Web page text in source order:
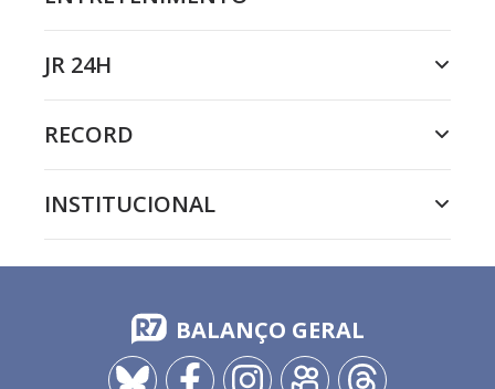
JR 24H
RECORD
INSTITUCIONAL
BALANÇO GERAL